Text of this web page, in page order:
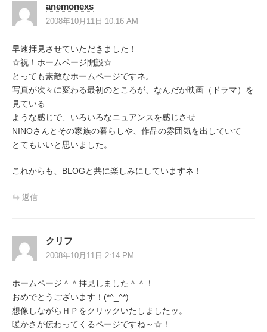
anemonexs
2008年10月11日 10:16 AM
早速拝見させていただきました！
☆祝！ホームページ開設☆
とっても素敵なホームページですネ。
写真が次々に変わる最初のところが、なんだか映画（ドラマ）を
見ている
ような感じで、いろいろなニュアンスを感じさせ
NINOさんとその家族の暮らしや、作品の雰囲気を出していて
とてもいいと思いました。
これからも、BLOGと共に楽しみにしていますネ！
返信
クリフ
2008年10月11日 2:14 PM
ホームページ＾＾拝見しました＾＾！
おめでとうございます！(*^_^*)
想像しながらＨＰをクリックいたしましたッ。
暖かさが伝わってくるページですね～☆！